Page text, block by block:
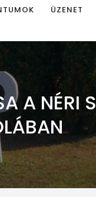
ÜZENET
A NÉRI